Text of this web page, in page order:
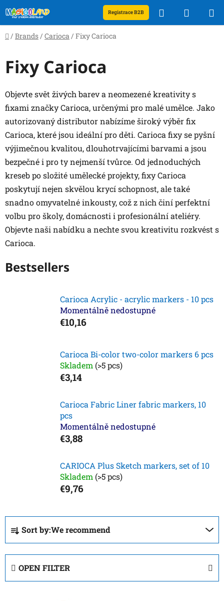
to
content
Registrace B2B Search
CART
Home
/ Brands / Carioca / Fixy Carioca
Fixy Carioca
Objevte svět živých barev a neomezené kreativity s
fixami značky Carioca, určenými pro malé umělce. Jako
autorizovaný distributor nabízíme široký výběr fix
Carioca, které jsou ideální pro děti. Carioca fixy se pyšní
výjimečnou kvalitou, dlouhotrvajícími barvami a jsou
bezpečné i pro ty nejmenší tvůrce. Od jednoduchých
kreseb po složité umělecké projekty, fixy Carioca
poskytují nejen skvělou krycí schopnost, ale také
snadno omyvatelné inkousty, což z nich činí perfektní
volbu pro školy, domácnosti i profesionální ateliéry.
Objevte naši nabídku a nechte svou kreativitu rozkvést s
Carioca.
Bestsellers
Carioca Acrylic - acrylic markers - 10 pcs
Momentálně nedostupné
€10,16
Carioca Bi-color two-color markers 6 pcs
Skladem (>5 pcs)
€3,14
Carioca Fabric Liner fabric markers, 10
pcs
Momentálně nedostupné
€3,88
CARIOCA Plus Sketch markers, set of 10
Skladem (>5 pcs)
€9,76
P
o
d
u
Sort by:We recommend
OPEN FILTER